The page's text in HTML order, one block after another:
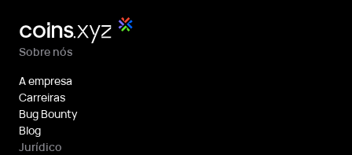
Sobre nós
A empresa
Carreiras
Bug Bounty
Blog
Jurídico